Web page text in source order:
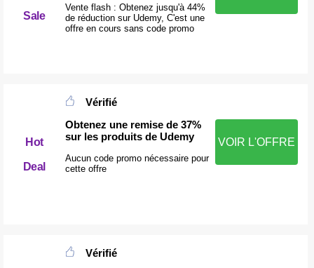
Sale
Vente flash : Obtenez jusqu'à 44%
de réduction sur Udemy, C'est une
offre en cours sans code promo
Hot
Deal
Vérifié
Obtenez une remise de 37%
sur les produits de Udemy
Aucun code promo nécessaire pour
cette offre
VOIR L'OFFRE
Vérifié